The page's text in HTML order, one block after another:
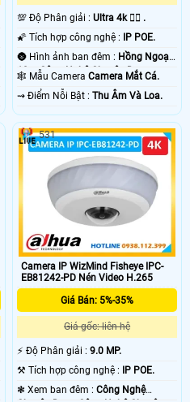
💯 Độ Phân giải :Ultra 4k 👍🏾 .
🌠 Tích hợp công nghệ :
IP POE.
🌚 Hình ảnh ban đêm : Hồng Ngoại
10m Công Nghệ Chuyên Dụng.
🕸️ Mẫu CameraCamera Mắt Cá.
️⇝ Điểm Nỗi Bật :Thu Âm Và Loa.
Camera IP WizMind Fisheye IPC-
EB81242-PD Nén Video H.265
Giá Bán: 5%-35%
Giá gốc: liên hệ
️⚡ Độ Phân giải :9.0 MP.
⚒ Tích hợp công nghệ :
IP POE.
❃ Xem ban đêm :Công Nghệ
531